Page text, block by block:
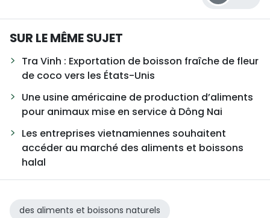
SUR LE MÊME SUJET
Tra Vinh : Exportation de boisson fraîche de fleur
de coco vers les États-Unis
Une usine américaine de production d’aliments
pour animaux mise en service à Dông Nai
Les entreprises vietnamiennes souhaitent
accéder au marché des aliments et boissons
halal
des aliments et boissons naturels